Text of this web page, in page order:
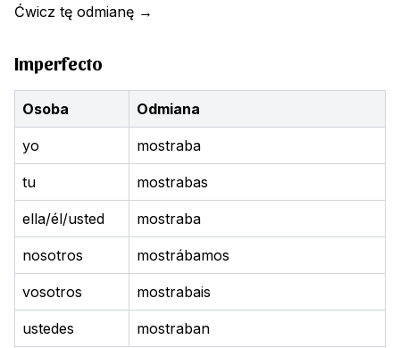
Ćwicz tę odmianę →
Imperfecto
Osoba Odmiana
yo mostraba
tu mostrabas
ella/él/usted mostraba
nosotros mostrábamos
vosotros mostrabais
ustedes mostraban